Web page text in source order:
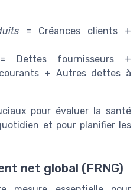
= Créances clients +
Dettes fournisseurs +
+ Autres dettes à
pour évaluer la santé
et pour planifier les
net global (FRNG)